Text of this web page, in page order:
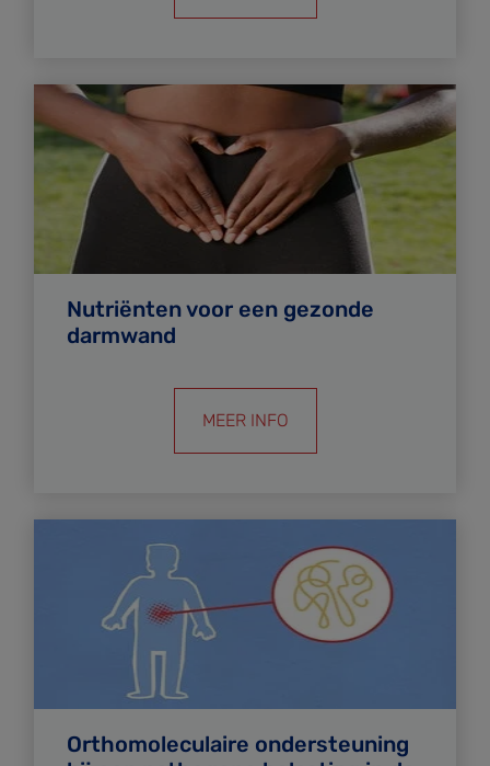
Nutriënten voor een gezonde
darmwand
MEER INFO
Orthomoleculaire ondersteuning